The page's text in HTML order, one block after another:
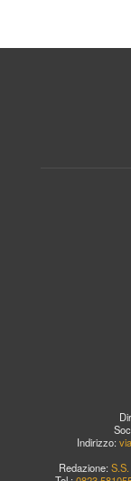
Indirizzo:
Redazione: